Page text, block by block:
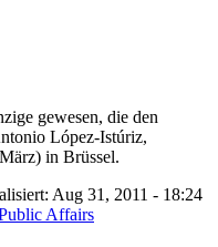
gewesen, die den
López-Istúriz,
in Brüssel.
Aug 31, 2011 - 18:24
Affairs